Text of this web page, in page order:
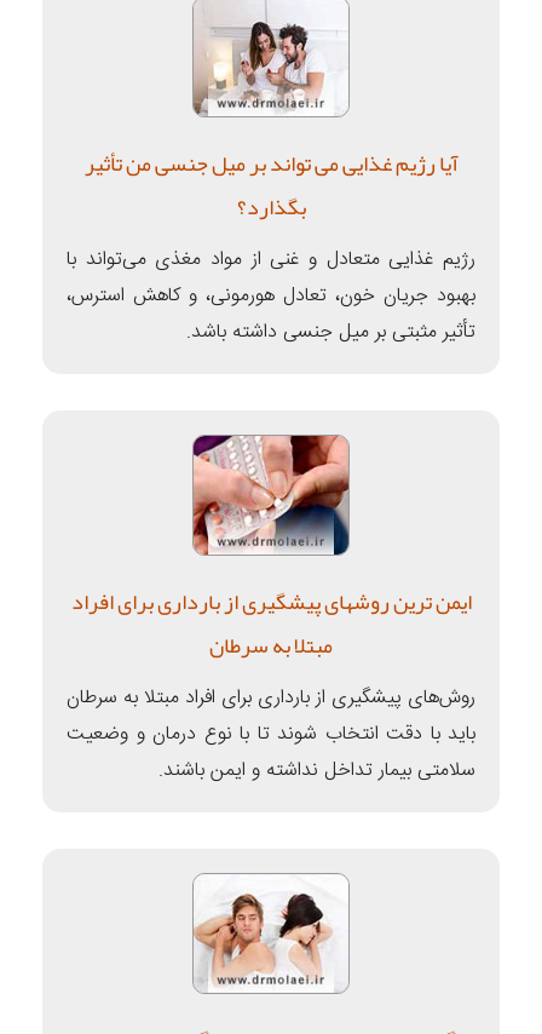
آیا رژیم غذایی می تواند بر میل جنسی من تأثیر
بگذارد؟
رژیم غذایی متعادل و غنی از مواد مغذی می‌تواند با
بهبود جریان خون، تعادل هورمونی، و کاهش استرس،
تأثیر مثبتی بر میل جنسی داشته باشد.
ایمن ترین روشهای پیشگیری از بارداری برای افراد
مبتلا به سرطان
روش‌های پیشگیری از بارداری برای افراد مبتلا به سرطان
باید با دقت انتخاب شوند تا با نوع درمان و وضعیت
سلامتی بیمار تداخل نداشته و ایمن باشند.